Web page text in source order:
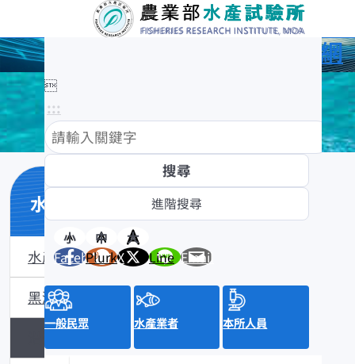
農業部水產試驗所全球資訊網

:::
小 中
大
Facebook
PlurkX Line Email
一般民眾 水產業者 本所人員
水產數位典藏
水產數位典藏介紹
黑潮漁業數位典藏